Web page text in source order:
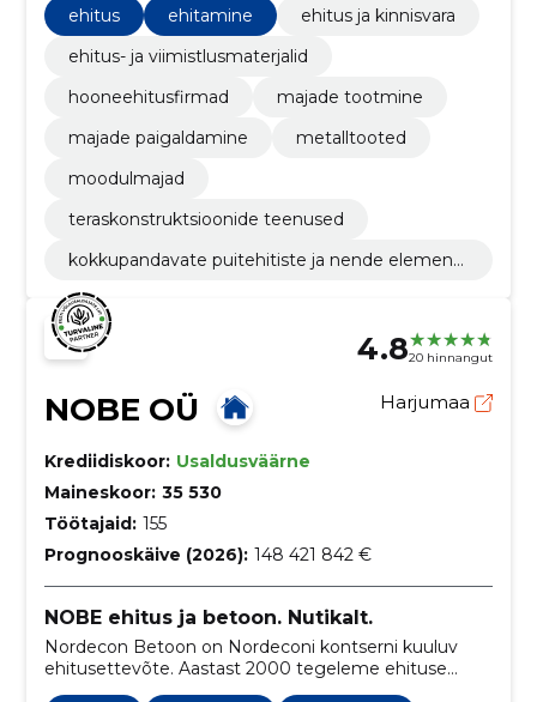
ehitus ehitamine
ehitus ja kinnisvara
ehitus- ja viimistlusmaterjalid
hooneehitusfirmad
majade tootmine
majade paigaldamine
metalltooted
moodulmajad
teraskonstruktsioonide teenused
kokkupandavate puitehitiste ja nende elementi
4.820 hinnangut
NOBE OÜ Harjumaa
Krediidiskoor: Usaldusväärne
Maineskoor: 35 530
Töötajaid: 155
Prognooskäive (2026): 148 421 842 €
NOBE ehitus ja betoon. Nutikalt.
Nordecon Betoon on Nordeconi kontserni kuuluv
ehitusettevõte. Aastast 2000 tegeleme ehituse